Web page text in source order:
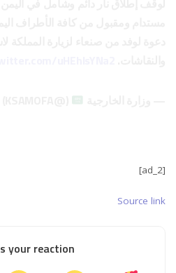
[ad_2]
Source link
your reaction?